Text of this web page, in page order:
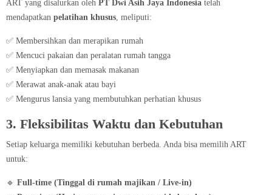
ART yang disalurkan oleh PT Dwi Asih Jaya Indonesia telah
mendapatkan pelatihan khusus, meliputi:
✅ Membersihkan dan merapikan rumah
✅ Mencuci pakaian dan peralatan rumah tangga
✅ Menyiapkan dan memasak makanan
✅ Merawat anak-anak atau bayi
✅ Mengurus lansia yang membutuhkan perhatian khusus
3. Fleksibilitas Waktu dan Kebutuhan
Setiap keluarga memiliki kebutuhan berbeda. Anda bisa memilih ART
untuk:
🔹 Full-time (Tinggal di rumah majikan / Live-in)